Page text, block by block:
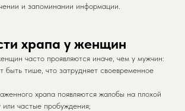
и запоминании информации.
храпа у женщин
часто проявляются иначе, чем у мужчин:
быть тише, что затрудняет своевременное
храпа появляются жалобы на плохой
частые пробуждения;